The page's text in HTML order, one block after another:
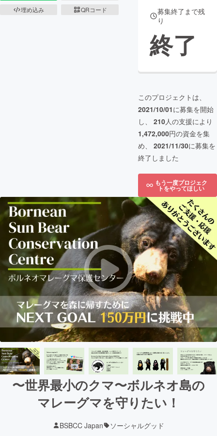
埋め込み
QRコード
募集終了まで残
り
終了
このプロジェクトは、
2021/10/01に募集を開始
し、 210人の支援により
1,472,000円の資金を集
め、 2021/11/30に募集を
終了しました
もう一度プロジェク
トをやってほしい
〜世界最小のクマ〜ボルネオ島の
マレーグマを守りたい！
BSBCC Japan ソーシャルグッド